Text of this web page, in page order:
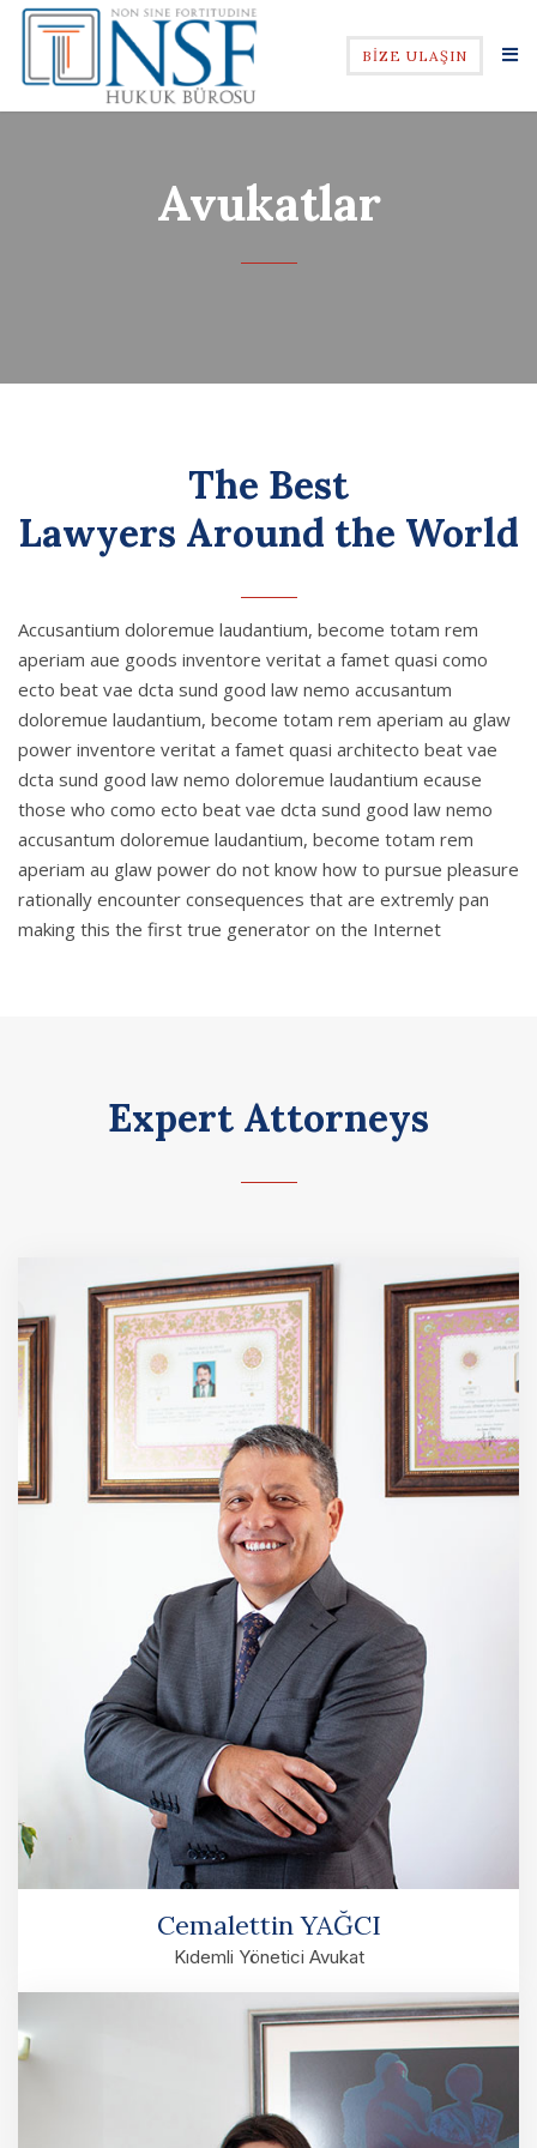
BİZE ULAŞIN
Avukatlar
The Best
Lawyers Around the World
Accusantium doloremue laudantium, become totam rem
aperiam aue goods inventore veritat a famet quasi como
ecto beat vae dcta sund good law nemo accusantum
doloremue laudantium, become totam rem aperiam au glaw
power inventore veritat a famet quasi architecto beat vae
dcta sund good law nemo doloremue laudantium ecause
those who como ecto beat vae dcta sund good law nemo
accusantum doloremue laudantium, become totam rem
aperiam au glaw power do not know how to pursue pleasure
rationally encounter consequences that are extremly pan
making this the first true generator on the Internet
Expert Attorneys
Cemalettin YAĞCI
Kıdemli Yönetici Avukat